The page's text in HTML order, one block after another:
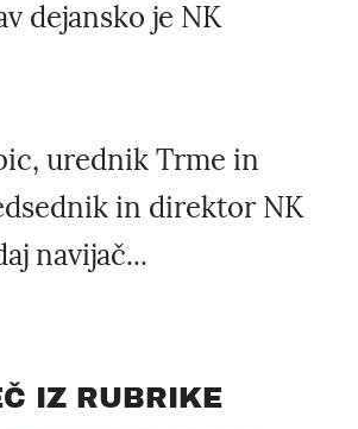
dejansko je NK
urednik Trme in
in direktor NK
navijač...
IZ RUBRIKE